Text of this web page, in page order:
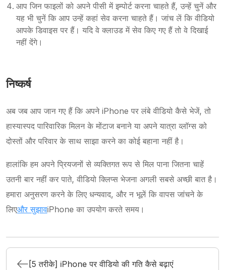
आप जिन फाइलों को अपने पीसी में इम्पोर्ट करना चाहते हैं, उन्हें चुनें और
यह भी चुनें कि आप उन्हें कहां सेव करना चाहते हैं। जांच लें कि वीडियो
आपके डिवाइस पर हैं। यदि वे क्लाउड में सेव किए गए हैं तो वे दिखाई
नहीं देंगे।
निष्कर्ष
अब जब आप जान गए हैं कि अपने iPhone पर लंबे वीडियो कैसे भेजें, तो
हास्यास्पद पारिवारिक मिलन के मोंटाज बनाने या अपने यात्रा व्लॉग्स को
दोस्तों और परिवार के साथ साझा करने का कोई बहाना नहीं है।
हालांकि हम अपने प्रियजनों से व्यक्तिगत रूप से मिल पाना जितना चाहें
उतनी बार नहीं कर पाते, वीडियो क्लिप्स भेजना अगली सबसे अच्छी बात है।
हमारा अनुसरण करने के लिए धन्यवाद, और न भूलें कि वापस जांचने के
लिएऔर सुझावiPhone का उपयोग करते समय।
[5 तरीके] iPhone पर वीडियो की गति कैसे बढ़ाएं